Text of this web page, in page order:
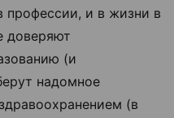
профессии, и в жизни в
доверяют
(и
надомное
(в